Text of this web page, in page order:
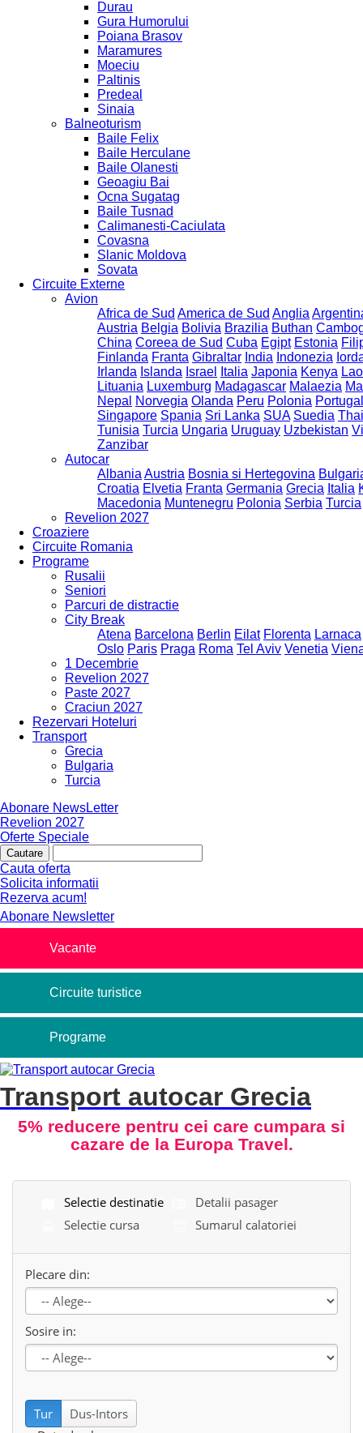
Durau
Gura Humorului
Poiana Brasov
Maramures
Moeciu
Paltinis
Predeal
Sinaia
Balneoturism
Baile Felix
Baile Herculane
Baile Olanesti
Geoagiu Bai
Ocna Sugatag
Baile Tusnad
Calimanesti-Caciulata
Covasna
Slanic Moldova
Sovata
Circuite Externe
Avion
Africa de Sud America de Sud Anglia
Austria Belgia Bolivia Brazilia Buthan
China Coreea de Sud Cuba Egipt Estonia
Finlanda Franta Gibraltar India Indonezia
Irlanda Islanda Israel Italia Japonia Kenya
Lituania Luxemburg Madagascar Malaezia
Nepal
Norvegia Olanda Peru Polonia
Singapore Spania Sri Lanka SUA Suedia
Tunisia Turcia Ungaria Uruguay Uzbekistan
Zanzibar
Autocar
Albania Austria Bosnia si Hertegovina
Croatia Elvetia Franta Germania Grecia Italia
Macedonia Muntenegru Polonia Serbia Turcia
Revelion 2027
Croaziere
Circuite Romania
Programe
Rusalii
Seniori
Parcuri de distractie
City Break
Atena Barcelona Berlin Eilat Florenta Larnaca
Oslo Paris Praga Roma Tel Aviv Venetia
1 Decembrie
Revelion 2027
Paste 2027
Craciun 2027
Rezervari Hoteluri
Transport
Grecia
Bulgaria
Turcia
Abonare NewsLetter
Revelion 2027
Oferte Speciale
Cauta oferta
Solicita informatii
Rezerva acum!
Abonare Newsletter
Vacante
Circuite turistice
Programe
Transport autocar Grecia
5% reducere pentru cei care cumpara si
cazare de la Europa Travel.
Se incarca...
Selectie destinatie
Selectie cursa
Detalii pasager
Sumarul calatoriei
Plecare din:
Sosire in:
Tur
Dus-Intors